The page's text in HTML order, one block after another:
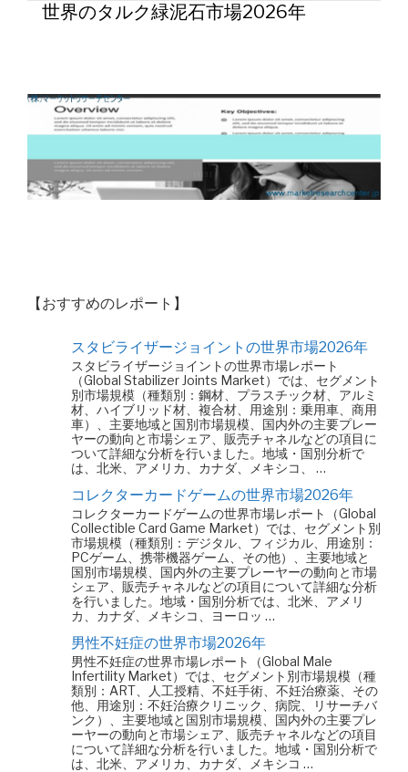
世界のタルク緑泥石市場2026年
【おすすめのレポート】
スタビライザージョイントの世界市場2026年
スタビライザージョイントの世界市場レポート
（Global Stabilizer Joints Market）では、セグメント
別市場規模（種類別：鋼材、プラスチック材、アルミ
材、ハイブリッド材、複合材、用途別：乗用車、商用
車）、主要地域と国別市場規模、国内外の主要プレー
ヤーの動向と市場シェア、販売チャネルなどの項目に
ついて詳細な分析を行いました。地域・国別分析で
は、北米、アメリカ、カナダ、メキシコ、 …
コレクターカードゲームの世界市場2026年
コレクターカードゲームの世界市場レポート（Global
Collectible Card Game Market）では、セグメント別
市場規模（種類別：デジタル、フィジカル、用途別：
PCゲーム、携帯機器ゲーム、その他）、主要地域と
国別市場規模、国内外の主要プレーヤーの動向と市場
シェア、販売チャネルなどの項目について詳細な分析
を行いました。地域・国別分析では、北米、アメリ
カ、カナダ、メキシコ、ヨーロッ …
男性不妊症の世界市場2026年
男性不妊症の世界市場レポート（Global Male
Infertility Market）では、セグメント別市場規模（種
類別：ART、人工授精、不妊手術、不妊治療薬、その
他、用途別：不妊治療クリニック、病院、リサーチバ
ンク）、主要地域と国別市場規模、国内外の主要プレ
ーヤーの動向と市場シェア、販売チャネルなどの項目
について詳細な分析を行いました。地域・国別分析で
は、北米、アメリカ、カナダ、メキシコ …